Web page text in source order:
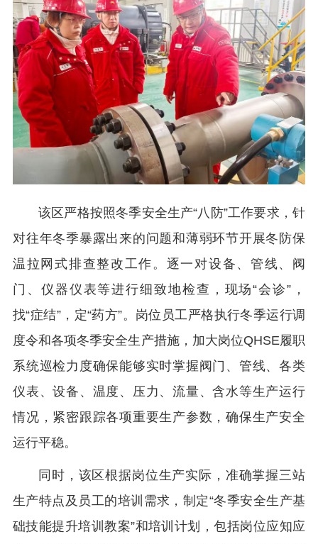
该区严格按照冬季安全生产“八防”工作要求，针
对往年冬季暴露出来的问题和薄弱环节开展冬防保
温拉网式排查整改工作。逐一对设备、管线、阀
门、仪器仪表等进行细致地检查，现场“会诊”，
找“症结”，定“药方”。岗位员工严格执行冬季运行调
度令和各项冬季安全生产措施，加大岗位QHSE履职
系统巡检力度确保能够实时掌握阀门、管线、各类
仪表、设备、温度、压力、流量、含水等生产运行
情况，紧密跟踪各项重要生产参数，确保生产安全
运行平稳。
同时，该区根据岗位生产实际，准确掌握三站
生产特点及员工的培训需求，制定“冬季安全生产基
础技能提升培训教案”和培训计划，包括岗位应知应